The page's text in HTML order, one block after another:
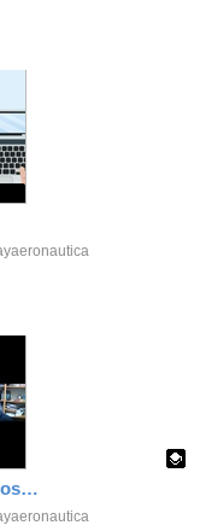
Masterclass electrodomésticos 3 de 3